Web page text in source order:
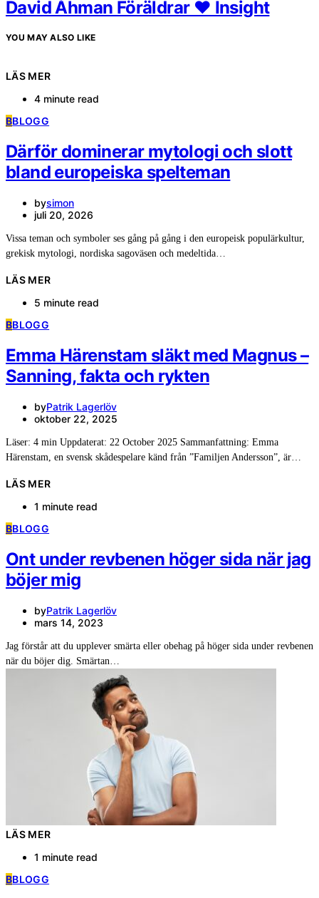
David Åhman Föräldrar ❤️ Insight
YOU MAY ALSO LIKE
LÄS MER
4 minute read
BBLOGG
Därför dominerar mytologi och slott
bland europeiska spelteman
bysimon
juli 20, 2026
Vissa teman och symboler ses gång på gång i den europeisk populärkultur,
grekisk mytologi, nordiska sagoväsen och medeltida…
LÄS MER
5 minute read
BBLOGG
Emma Härenstam släkt med Magnus –
Sanning, fakta och rykten
byPatrik Lagerlöv
oktober 22, 2025
Läser: 4 min Uppdaterat: 22 October 2025 Sammanfattning: Emma
Härenstam, en svensk skådespelare känd från ”Familjen Andersson”, är…
LÄS MER
1 minute read
BBLOGG
Ont under revbenen höger sida när jag
böjer mig
byPatrik Lagerlöv
mars 14, 2023
Jag förstår att du upplever smärta eller obehag på höger sida under revbenen
när du böjer dig. Smärtan…
LÄS MER
1 minute read
BBLOGG